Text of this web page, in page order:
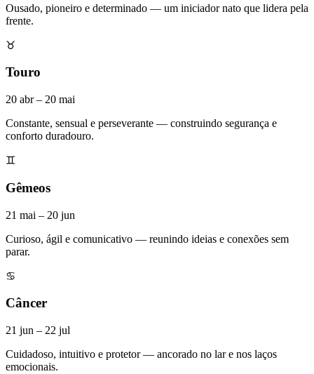
Ousado, pioneiro e determinado — um iniciador nato que lidera pela
frente.
♉
Touro
20 abr – 20 mai
Constante, sensual e perseverante — construindo segurança e
conforto duradouro.
♊
Gêmeos
21 mai – 20 jun
Curioso, ágil e comunicativo — reunindo ideias e conexões sem
parar.
♋
Câncer
21 jun – 22 jul
Cuidadoso, intuitivo e protetor — ancorado no lar e nos laços
emocionais.